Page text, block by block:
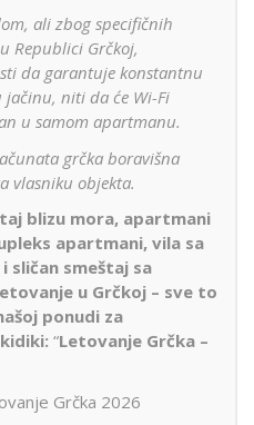
ali zbog specifičnih
Republici Grčkoj,
da garantuje konstantnu
niti da će Wi-Fi
u samom apartmanu.
grčka boravišna
vlasniku objekta.
blizu mora, apartmani
apartmani, vila sa
sličan smeštaj sa
u Grčkoj – sve to
ponudi za
“Letovanje Grčka –
Grčka 2026